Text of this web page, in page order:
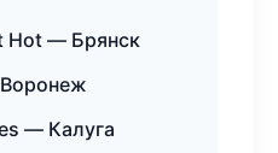
Hot — Брянск
— Калуга